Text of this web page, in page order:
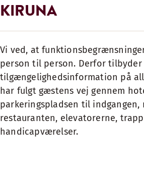
KIRUNA
Vi ved, at
person til person. Derfor
tilgængelighedsinformation på
har fulgt gæstens vej gennem
parkeringspladsen til indgangen,
restauranten, elevatorerne,
handicapværelser.